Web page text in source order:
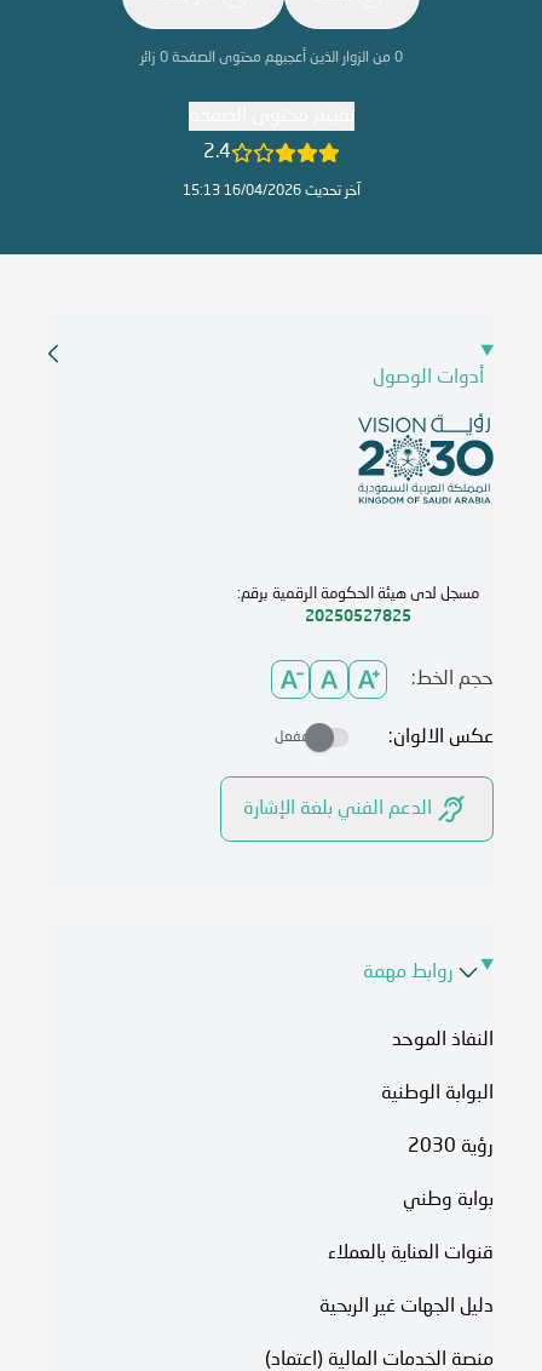
0 من الزوار الذين أعجبهم محتوى الصفحة0 زائر
2.4
آخر تحديث 16/04/2026 15:13
أدوات الوصول
مسجل لدى هيئة الحكومة الرقمية برقم:
20250527825
حجم الخط:
عكس الالوان: مفعل
الدعم الفني بلغة الإشارة
روابط مهمة
النفاذ الموحد
البوابة الوطنية
رؤية 2030
بوابة وطني
قنوات العناية بالعملاء
دليل الجهات غير الربحية
منصة الخدمات المالية (اعتماد)